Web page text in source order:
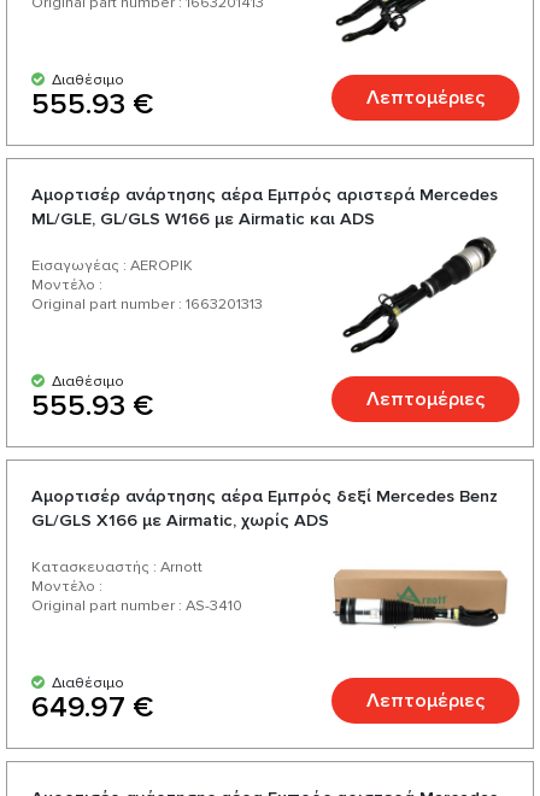
Διαθέσιμο
555.93 € Λεπτομέριες
Αμορτισέρ ανάρτησης αέρα Εμπρός αριστερά Mercedes
ML/GLE, GL/GLS W166 με Airmatic και ADS
Εισαγωγέας : AEROPIK
Μοντέλο :
Original part number : 1663201313
Διαθέσιμο
555.93 € Λεπτομέριες
Αμορτισέρ ανάρτησης αέρα Εμπρός δεξί Mercedes Benz
GL/GLS X166 με Airmatic, χωρίς ADS
Κατασκευαστής : Arnott
Μοντέλο :
Original part number : AS-3410
Διαθέσιμο
649.97 € Λεπτομέριες